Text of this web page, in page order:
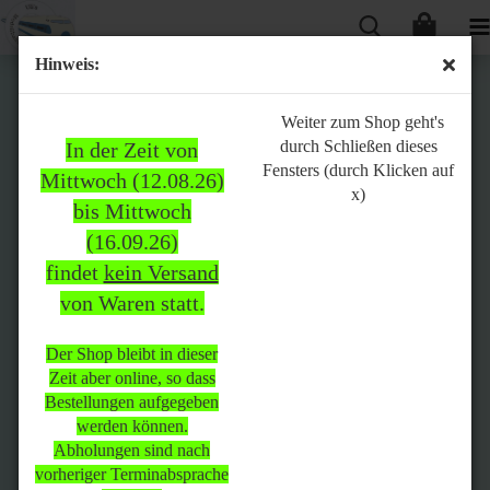
Hinweis:
In der Zeit von
Mittwoch (12.08.26)
bis Mittwoch
(16.09.26)
findet kein Versand
von Waren statt.
Der Shop bleibt in dieser
Zeit aber online, so dass
Bestellungen aufgegeben
werden können.
Abholungen sind nach
vorheriger Terminabsprache
Weiter zum Shop geht's
durch Schließen dieses
Fensters (durch Klicken auf
x)
Bitte
beachten:
In der Zeit von Mittwoch
(12.08.26) bis Mittwoch
(16.09.26)
statt.
Der Shop bleibt in dieser Zeit
aber online, so dass
Bestellungen aufgegeben
werden können.